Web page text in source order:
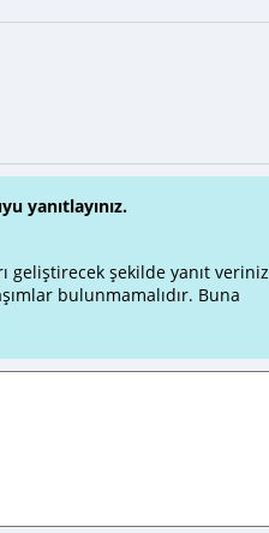
yanıtlayınız.
geliştirecek şekilde yanıt veriniz
bulunmamalıdır. Buna